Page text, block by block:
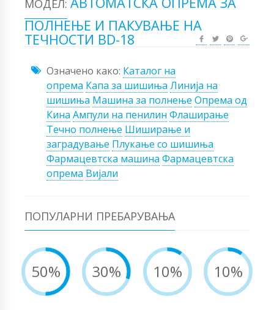
МОДЕЛ:
ПОЛНЕЊЕ И ПАКУВАЊЕ НА
ТЕЧНОСТИ BD-18
Означено како: Каталог на
опрема Капа за шишиња Линија на
шишиња Машина за полнење Опрема од
Кина Ампули на пенилин Флаширање
Течно полнење Шиширање и
заградување Плукање со шишиња
Фармацевтска машина Фармацевтска
опрема Вијали
ПОПУЛАРНИ ПРЕБАРУВАЊА
50% 30% 10% 10%